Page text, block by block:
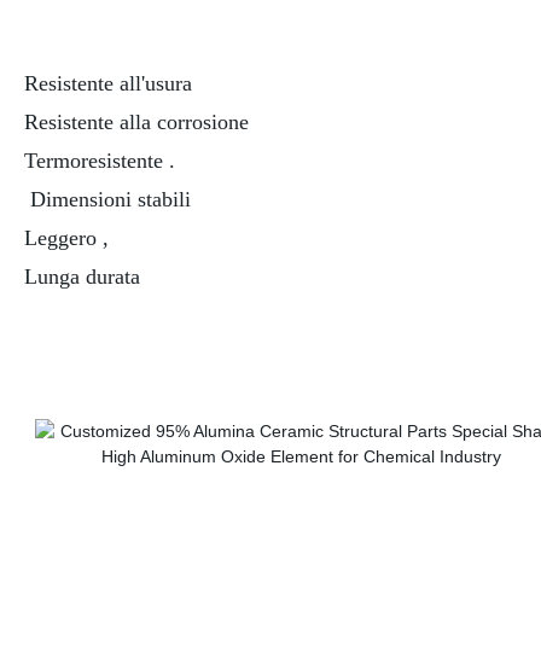
Resistente all'usura
Resistente alla corrosione
Termoresistente .
Dimensioni stabili
Leggero ,
Lunga durata